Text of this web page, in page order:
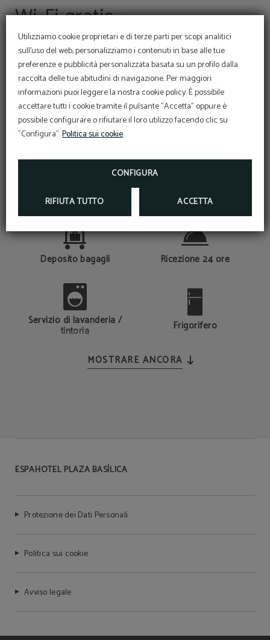
Utilizziamo cookie proprietari e di terze parti per scopi analitici
sull'uso del web, personalizziamo i contenuti in base alle tue
preferenze e pubblicità personalizzata basata su un profilo dalla
raccolta delle tue abitudini di navigazione. Per maggiori
informazioni puoi leggere la nostra cookie policy. È possibile
accettare tutti i cookie tramite il pulsante "Accetta" oppure è
possibile configurare o rifiutare il loro utilizzo facendo clic su
"Configura".Politica sui cookie
CONFIGURA
RIFIUTA TUTTO ACCETTA
Affitti di auto
Per conoscere meglio la regione in auto e lasciarti
trasportare dalla meravigliosa atmosfera de Madrid.
Wi-Fi gratis
Rimani aggiornato e goditi l'accesso gratuito a Internet
in tutte le strutture della nostra struttura.
24/7 Reception
Chiedi ai nostri receptionisti tutte le informazioni di cui
hai bisogno a qualsiasi ora del giorno.
SERVIZI
Noleggio veicoli Cambio valuta
Deposito bagagli Ricezione 24 ore
Servizio di lavanderia /
tintoria Frigorifero
Noleggio di biciclette
MOSTRARE ANCORA
ESPAHOTEL PLAZA BASÍLICA
Protezione dei Dati Personali
Politica sui cookie
Avviso legale